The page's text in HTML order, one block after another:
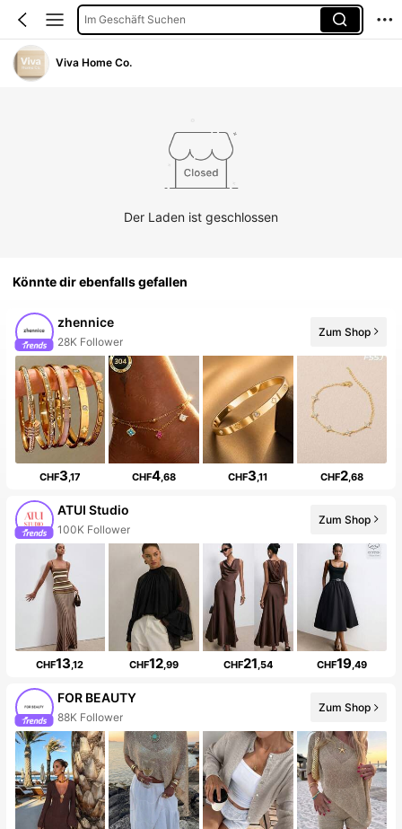
Im Geschäft Suchen
Viva Home Co.
Der Laden ist geschlossen
Könnte dir ebenfalls gefallen
zhennice
28K Follower
Zum Shop
CHF3 ,17 CHF4 ,68 CHF3 ,11 CHF2 ,68
ATUI Studio
100K Follower
Zum Shop
CHF13 ,12 CHF12 ,99 CHF21 ,54 CHF19 ,49
FOR BEAUTY
88K Follower
Zum Shop